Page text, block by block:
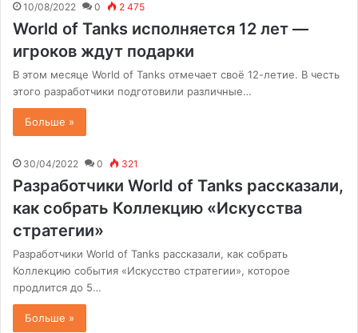
10/08/2022 0 2 475
World of Tanks исполняется 12 лет —
игроков ждут подарки
В этом месяце World of Tanks отмечает своё 12-летие. В честь
этого разработчики подготовили различные…
Больше »
30/04/2022 0 321
Разработчики World of Tanks рассказали,
как собрать Коллекцию «Искусства
стратегии»
Разработчики World of Tanks рассказали, как собрать
Коллекцию события «Искусство стратегии», которое
продлится до 5…
Больше »